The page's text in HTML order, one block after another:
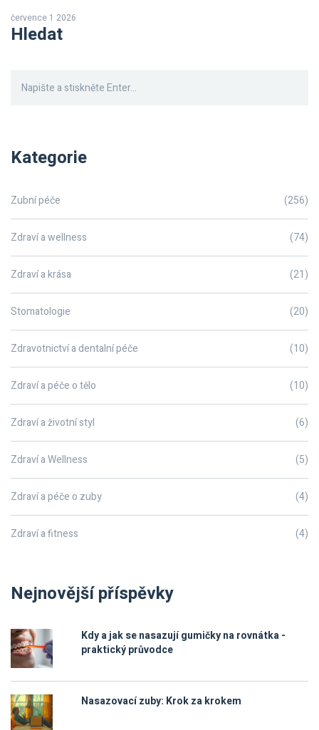
července 1 2026
Hledat
Kategorie
Zubní péče (256)
Zdraví a wellness (74)
Zdraví a krása (21)
Stomatologie (20)
Zdravotnictví a dentalní péče (10)
Zdraví a péče o tělo (10)
Zdraví a životní styl (6)
Zdraví a Wellness (5)
Zdraví a péče o zuby (4)
Zdraví a fitness (4)
Nejnovější příspěvky
Kdy a jak se nasazují gumičky na rovnátka -
praktický průvodce
Nasazovací zuby: Krok za krokem